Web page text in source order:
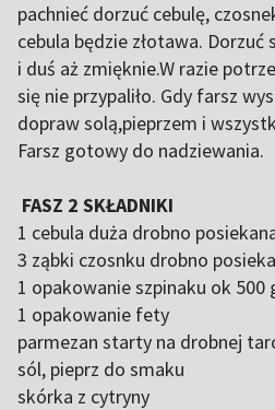
pachnieć dorzuć cebulę,
cebula będzie złotawa.
i duś aż zmięknie.W razie
się nie przypaliło. Gdy farsz
dopraw solą,pieprzem i
Farsz gotowy do nadziewania.
FASZ 2 SKŁADNIKI
1 cebula duża drobno
3 ząbki czosnku drobno
1 opakowanie szpinaku ok 500
1 opakowanie fety
parmezan starty na drobnej
sól, pieprz do smaku
skórka z cytryny